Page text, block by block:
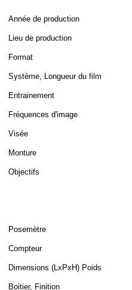
Année de production
Lieu de production
Format
Système, Longueur du film
Entrainement
Fréquences d'image
Visée
Monture
Objectifs
Posemètre
Compteur
Dimensions (LxPxH) Poids
Boitier, Finition